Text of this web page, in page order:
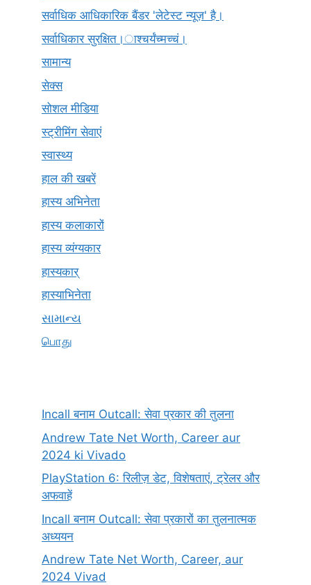
सर्वाधिक आधिकारिक बैंडर 'लेटेस्ट न्यूज़' है।
सर्वाधिकार सुरक्षित।ाश्चर्यंच्मच्चं।
सामान्य
सेक्स
सोशल मीडिया
स्ट्रीमिंग सेवाएं
स्वास्थ्य
हाल की खबरें
हास्य अभिनेता
हास्य कलाकारों
हास्य व्यंग्यकार
हास्यकार्
हास्याभिनेता
સામાન્ય
பொது
Incall बनाम Outcall: सेवा प्रकार की तुलना
Andrew Tate Net Worth, Career aur
2024 ki Vivado
PlayStation 6: रिलीज़ डेट, विशेषताएं, ट्रेलर और
अफवाहें
Incall बनाम Outcall: सेवा प्रकारों का तुलनात्मक
अध्ययन
Andrew Tate Net Worth, Career, aur
2024 Vivad